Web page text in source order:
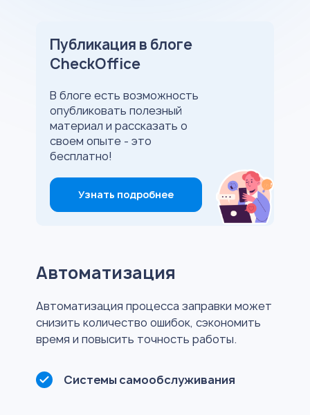
Публикация в блоге
CheckOffice
В блоге есть возможность
опубликовать полезный
материал и рассказать о
своем опыте - это
бесплатно!
Узнать подробнее
Автоматизация
Автоматизация процесса заправки может
снизить количество ошибок, сэкономить
время и повысить точность работы.
Системы самообслуживания